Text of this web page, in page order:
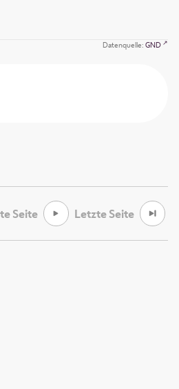
Datenquelle: GND
Seite Letzte Seite